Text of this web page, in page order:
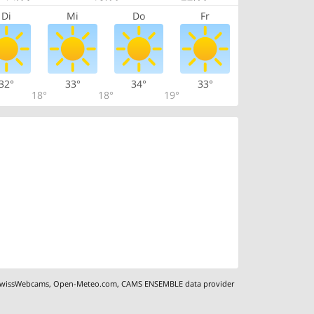
Di Mi Do Fr
18°
33°
18°
34°
19°
33°
,Open-Meteo.com,CAMS ENSEMBLE data provider